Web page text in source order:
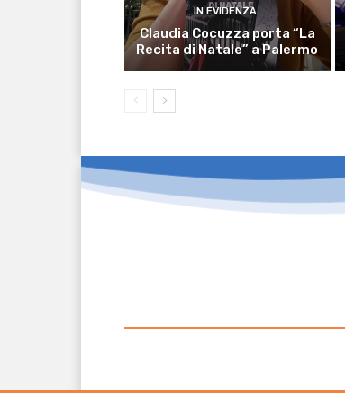
IN EVIDENZA
Claudia Cocuzza porta “La
Recita di Natale” a Palermo